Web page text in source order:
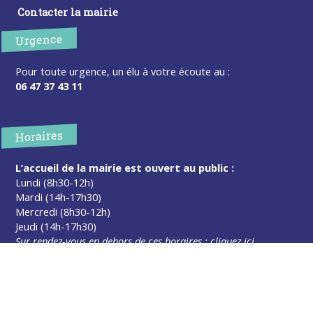
Contacter la mairie
Urgence
Pour toute urgence, un élu à votre écoute au :
06 47 37 43 11
Horaires
L’accueil de la mairie est ouvert au public :
Lundi (8h30-12h)
Mardi (14h-17h30)
Mercredi (8h30-12h)
Jeudi (14h-17h30)
Sur rendez-vous en dehors de ces horaires :cliquez ici